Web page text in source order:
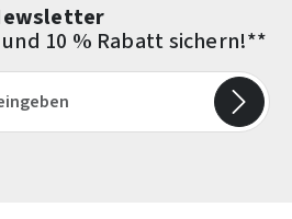
10 % Rabatt sichern!**